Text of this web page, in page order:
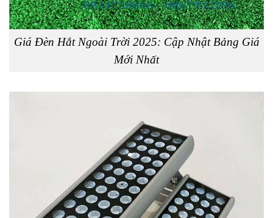
Giá Đèn Hắt Ngoài Trời 2025: Cập Nhật Bảng Giá
Mới Nhất